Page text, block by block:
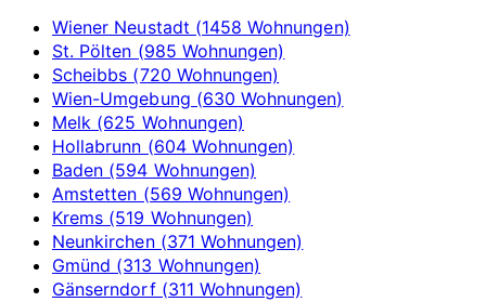
Wiener Neustadt (1458 Wohnungen)
St. Pölten (985 Wohnungen)
Scheibbs (720 Wohnungen)
Wien-Umgebung (630 Wohnungen)
Melk (625 Wohnungen)
Hollabrunn (604 Wohnungen)
Baden (594 Wohnungen)
Amstetten (569 Wohnungen)
Krems (519 Wohnungen)
Neunkirchen (371 Wohnungen)
Gmünd (313 Wohnungen)
Gänserndorf (311 Wohnungen)